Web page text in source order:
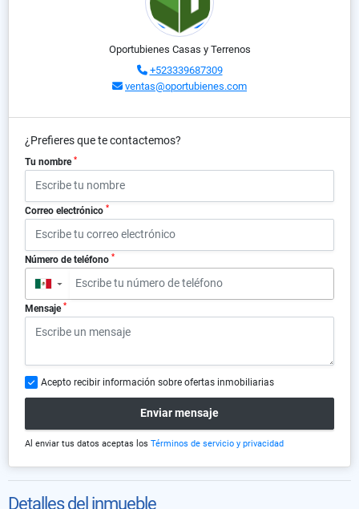
Oportubienes Casas y Terrenos
+523339687309
ventas@oportubienes.com
¿Prefieres que te contactemos?
Tu nombre *
Correo electrónico *
Número de teléfono *
▼
Mensaje *
Acepto recibir información sobre ofertas inmobiliarias
Enviar mensaje
Al enviar tus datos aceptas los Términos de servicio y privacidad
Detalles del inmueble